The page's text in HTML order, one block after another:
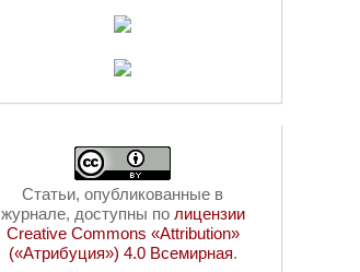
Статьи, опубликованные в
журнале, доступны по лицензии
Creative Commons «Attribution»
(«Атрибуция») 4.0 Всемирная.